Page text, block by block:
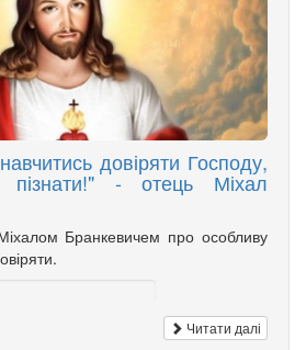
довіряти Господу,
пізнати!" - отець Міхал
Бранкевичем про особливу
Читати далі